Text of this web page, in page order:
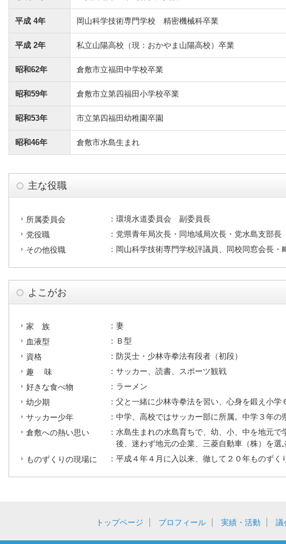
平成 4年 岡山科学技術専門学校 精密機械科卒業
平成 2年 私立山陽高校（現：おかやま山陽高校）卒業
昭和62年 倉敷市立福田中学校卒業
昭和59年 倉敷市立第四福田小学校卒業
昭和53年 市立第四福田幼稚園卒園
昭和46年 倉敷市水島生まれ
主な役職
所属委員会
環境水道委員会 副委員長
党役職
党県青年局次長・同地域局次長・党水島支部長
その他役職
岡山科学技術専門学校評議員、同校同窓会長・
よこがお
家 族
妻
血液型
Ｂ型
資格
防災士・少林寺拳法有段者（初段）
趣 味
サッカー、読書、スポーツ観戦
好きな食べ物
ラーメン
幼少期
父と一緒に少林寺拳法を習い、心身を鍛え小学
サッカー少年
中学、高校ではサッカー部に所属。中学３年の
倉敷への熱い思い
水島生まれの水島育ちで、幼、小、中を地元
後、迷わず地元の企業、三菱自動車（株）を選
ものずくりの現場に
平成４年４月に入以来、徹して２０年ものずく
トップページ プロフィール 実績・活動 議